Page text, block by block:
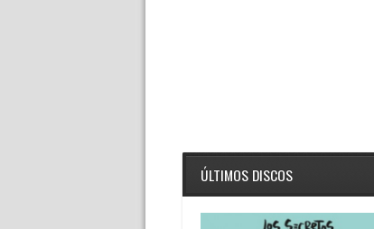
ÚLTIMOS DISCOS